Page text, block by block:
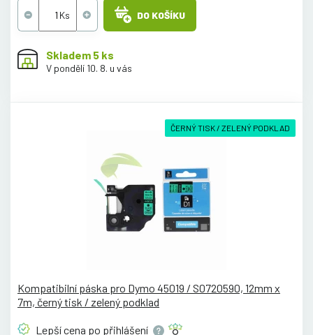
DO KOŠÍKU
Skladem 5 ks
V pondělí 10. 8. u vás
ČERNÝ TISK / ZELENÝ PODKLAD
Kompatibilní páska pro Dymo 45019 / S0720590, 12mm x
7m, černý tisk / zelený podklad
Lepší cena po přihlášení